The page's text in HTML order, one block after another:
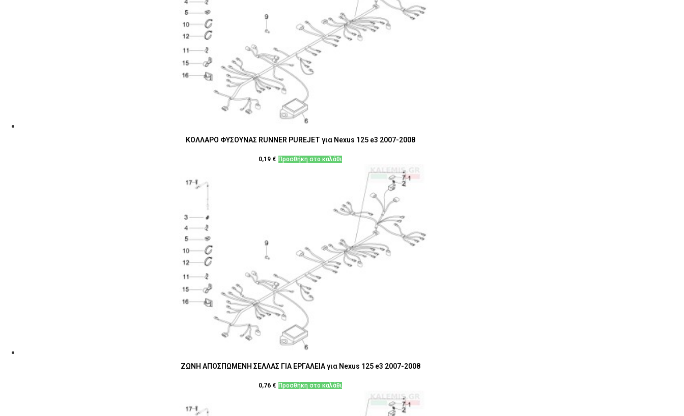
ΚΟΛΛΑΡΟ ΦΥΣΟΥΝΑΣ RUNNER PUREJET για Nexus 125 e3 2007-2008
0,19 € Προσθήκη στο καλάθι
ΖΩΝΗ ΑΠΟΣΠΩΜΕΝΗ ΣΕΛΛΑΣ ΓΙΑ ΕΡΓΑΛΕΙΑ για Nexus 125 e3 2007-2008
0,76 € Προσθήκη στο καλάθι